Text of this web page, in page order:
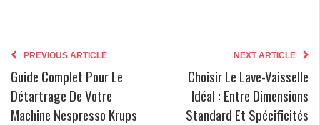
PREVIOUS ARTICLE
Guide Complet Pour Le
Détartrage De Votre
Machine Nespresso Krups
NEXT ARTICLE
Choisir Le Lave-Vaisselle
Idéal : Entre Dimensions
Standard Et Spécificités